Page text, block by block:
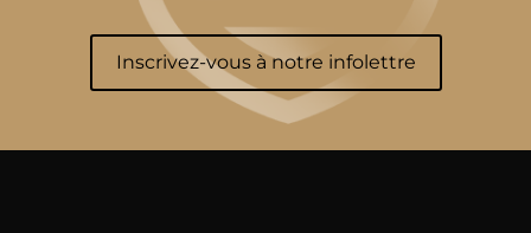
Inscrivez-vous à notre infolettre